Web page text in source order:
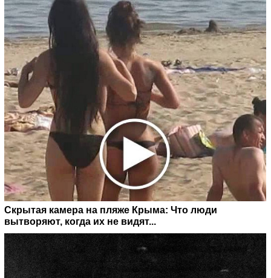
Скрытая камера на пляже Крыма: Что люди
вытворяют, когда их не видят...